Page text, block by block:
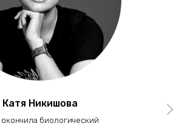
Катя Никишова
окончила биологический